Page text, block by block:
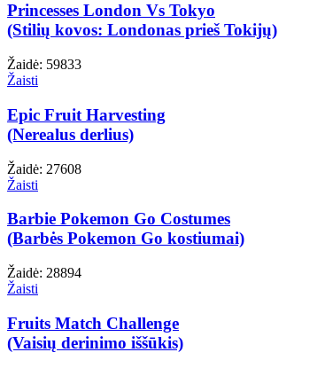
Princesses London Vs Tokyo
(Stilių kovos: Londonas prieš Tokijų)
Žaidė: 59833
Žaisti
Epic Fruit Harvesting
(Nerealus derlius)
Žaidė: 27608
Žaisti
Barbie Pokemon Go Costumes
(Barbės Pokemon Go kostiumai)
Žaidė: 28894
Žaisti
Fruits Match Challenge
(Vaisių derinimo iššūkis)